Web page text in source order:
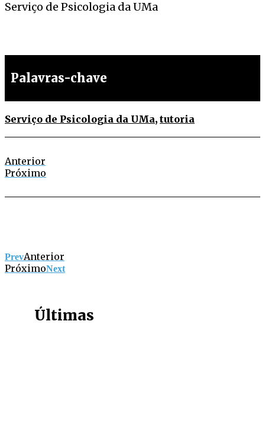
Serviço de Psicologia da UMa
Palavras-chave
Serviço de Psicologia da UMa, tutoria
Anterior
Próximo
PrevAnterior
PróximoNext
Últimas